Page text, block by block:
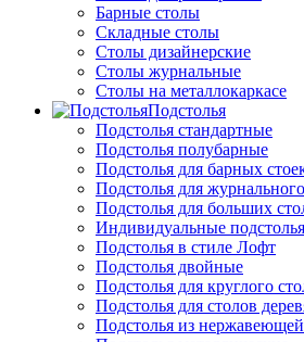
Барные столы
Складные столы
Столы дизайнерские
Столы журнальные
Столы на металлокаркасе
Подстолья
Подстолья стандартные
Подстолья полубарные
Подстолья для барных
Подстолья для
Подстолья для больших
Индивидуальные подстолья
Подстолья в стиле Лофт
Подстолья двойные
Подстолья для круглого
Подстолья для столов
Подстолья из нержавеющей